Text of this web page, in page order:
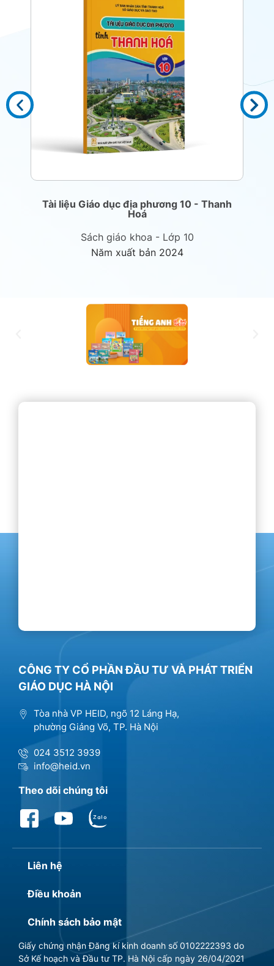
Tài liệu Giáo dục địa phương 10 - Thanh
Hoá
Sách giáo khoa - Lớp 10
Năm xuất bản 2024
CÔNG TY CỔ PHẦN ĐẦU TƯ VÀ PHÁT TRIỂN
GIÁO DỤC HÀ NỘI
Tòa nhà VP HEID, ngõ 12 Láng Hạ,
phường Giảng Võ, TP. Hà Nội
024 3512 3939
info@heid.vn
Theo dõi chúng tôi
Liên hệ
Điều khoản
Chính sách bảo mật
Giấy chứng nhận Đăng kí kinh doanh số 0102222393 do
Sở Kế hoạch và Đầu tư TP. Hà Nội cấp ngày 26/04/2021